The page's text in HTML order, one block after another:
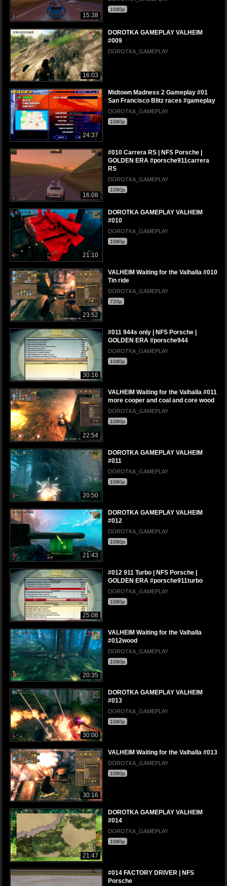
15:38
1080p
16:03
DOROTKA GAMEPLAY VALHEIM
#009
DOROTKA_GAMEPLAY
24:37
Midtown Madness 2 Gameplay #01
San Francisco Blitz races #gameplay
DOROTKA_GAMEPLAY
1080p
16:08
#010 Carrera RS | NFS Porsche |
GOLDEN ERA #porsche911carrera
RS
DOROTKA_GAMEPLAY
1080p
21:10
DOROTKA GAMEPLAY VALHEIM
#010
DOROTKA_GAMEPLAY
1080p
23:52
VALHEIM Waiting for the Valhalla #010
Tin ride
DOROTKA_GAMEPLAY
720p
30:16
#011 944s only | NFS Porsche |
GOLDEN ERA #porsche944
DOROTKA_GAMEPLAY
1080p
22:54
VALHEIM Waiting for the Valhalla #011
more cooper and coal and core wood
DOROTKA_GAMEPLAY
1080p
20:50
DOROTKA GAMEPLAY VALHEIM
#011
DOROTKA_GAMEPLAY
1080p
21:43
DOROTKA GAMEPLAY VALHEIM
#012
DOROTKA_GAMEPLAY
1080p
25:08
#012 911 Turbo | NFS Porsche |
GOLDEN ERA #porsche911turbo
DOROTKA_GAMEPLAY
1080p
20:35
VALHEIM Waiting for the Valhalla
#012wood
DOROTKA_GAMEPLAY
1080p
30:00
DOROTKA GAMEPLAY VALHEIM
#013
DOROTKA_GAMEPLAY
1080p
30:16
VALHEIM Waiting for the Valhalla #013
DOROTKA_GAMEPLAY
1080p
21:47
DOROTKA GAMEPLAY VALHEIM
#014
DOROTKA_GAMEPLAY
1080p
#014 FACTORY DRIVER | NFS
Porsche